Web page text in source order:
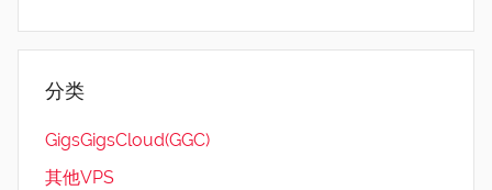
分类
GigsGigsCloud(GGC)
其他VPS